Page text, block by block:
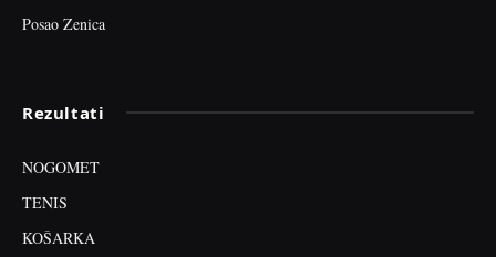
Posao Zenica
Rezultati
NOGOMET
TENIS
KOŠARKA